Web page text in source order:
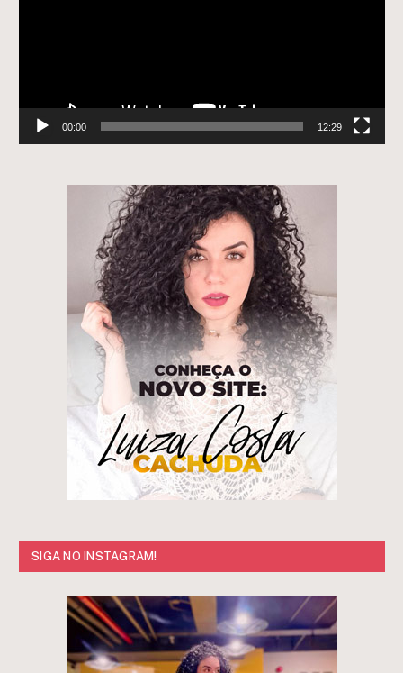
00:00 12:29
SIGA NO INSTAGRAM!